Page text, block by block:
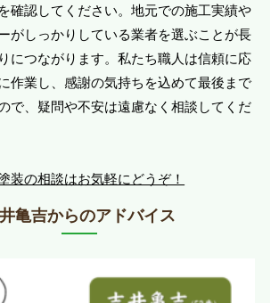
確認してください。地元での施工実績や
がしっかりしている業者を選ぶことが長
につながります。私たち職人は信頼に応
作業し、感謝の気持ちを込めて最後まで
で、疑問や不安は遠慮なく相談してくだ
装の相談はお気軽にどうぞ！
亀吉からのアドバイス